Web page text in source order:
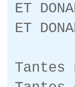
ET
ET